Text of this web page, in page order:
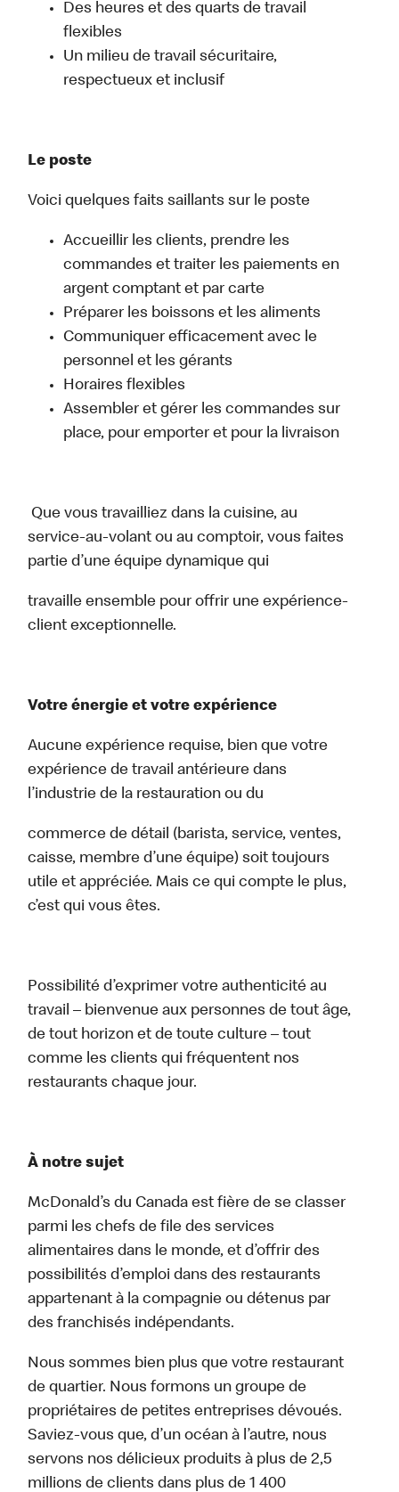
Des heures et des quarts de travail
flexibles
Un milieu de travail sécuritaire,
respectueux et inclusif
Le poste
Voici quelques faits saillants sur le poste
Accueillir les clients, prendre les
commandes et traiter les paiements en
argent comptant et par carte
Préparer les boissons et les aliments
Communiquer efficacement avec le
personnel et les gérants
Horaires flexibles
Assembler et gérer les commandes sur
place, pour emporter et pour la livraison
Que vous travailliez dans la cuisine, au
service-au-volant ou au comptoir, vous faites
partie d’une équipe dynamique qui
travaille ensemble pour offrir une expérience-
client exceptionnelle.
Votre énergie et votre expérience
Aucune expérience requise, bien que votre
expérience de travail antérieure dans
l’industrie de la restauration ou du
commerce de détail (barista, service, ventes,
caisse, membre d’une équipe) soit toujours
utile et appréciée. Mais ce qui compte le plus,
c’est qui vous êtes.
Possibilité d’exprimer votre authenticité au
travail – bienvenue aux personnes de tout âge,
de tout horizon et de toute culture – tout
comme les clients qui fréquentent nos
restaurants chaque jour.
À notre sujet
McDonald’s du Canada est fière de se classer
parmi les chefs de file des services
alimentaires dans le monde, et d’offrir des
possibilités d’emploi dans des restaurants
appartenant à la compagnie ou détenus par
des franchisés indépendants.
Nous sommes bien plus que votre restaurant
de quartier. Nous formons un groupe de
propriétaires de petites entreprises dévoués.
Saviez-vous que, d’un océan à l’autre, nous
servons nos délicieux produits à plus de 2,5
millions de clients dans plus de 1 400